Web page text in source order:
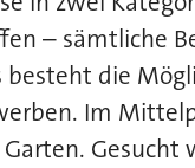
– sämtliche
die
Im
Gesucht